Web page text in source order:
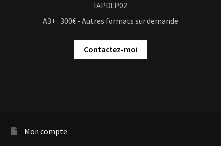
IAPDLP02
A3+ : 300€ - Autres formats sur demande
Contactez-moi
Mon compte